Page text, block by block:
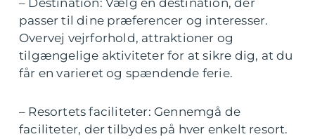
– Destination: Vælg en destination, der
passer til dine præferencer og interesser.
Overvej vejrforhold, attraktioner og
tilgængelige aktiviteter for at sikre dig, at du
får en varieret og spændende ferie.
– Resortets faciliteter: Gennemgå de
faciliteter, der tilbydes på hver enkelt resort.